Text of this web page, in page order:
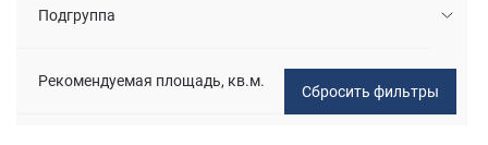
Подгруппа
Рекомендуемая площадь, кв.м.